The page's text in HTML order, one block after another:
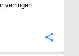
verringert.